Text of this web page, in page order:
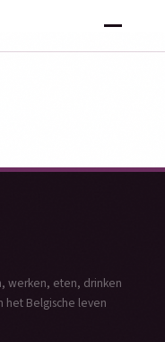
werken, eten, drinken
Belgische leven